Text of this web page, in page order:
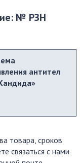
№ РЗН
антител
товара, сроков
связаться с нами